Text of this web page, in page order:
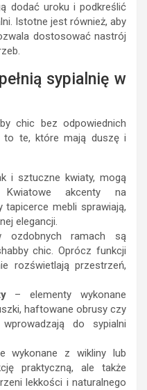
dodać uroku i podkreślić
Istotne jest również, aby
dostosować nastrój
sypialnię w
chic bez odpowiednich
to te, które mają duszę i
i sztuczne kwiaty, mogą
akcenty na
tapicerce mebli sprawiają,
elegancji.
ramach są
chic. Oprócz funkcji
rozświetlają przestrzeń,
– elementy wykonane
haftowane obrusy czy
do sypialni
wykonane z wikliny lub
praktyczną, ale także
lekkości i naturalnego